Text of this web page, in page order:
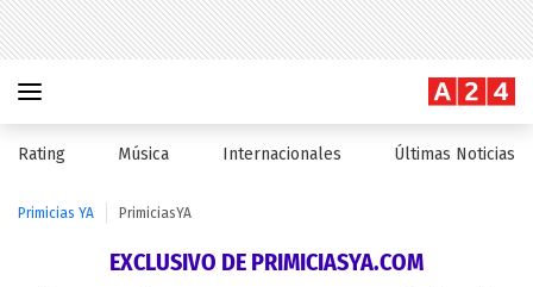
Rating Música Internacionales Últimas Noticias
Primicias YA PrimiciasYA
EXCLUSIVO DE PRIMICIASYA.COM